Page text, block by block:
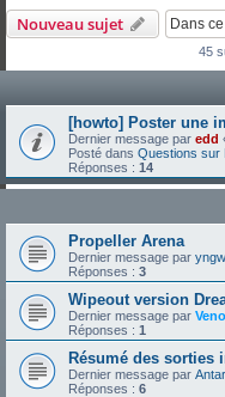
Nouveau sujet
45
[howto] Poster une
Dernier message par edd
Posté dans Questions sur
Réponses : 14
Propeller Arena
Dernier message par
Réponses : 3
Wipeout version
Dernier message par
Réponses : 1
Résumé des sorties
Dernier message par
Réponses : 6